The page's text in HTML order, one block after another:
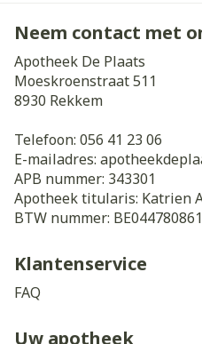
Neem contact met
Apotheek De Plaats
Moeskroenstraat 511
8930 Rekkem
Telefoon: 056 41 23 06
E-mailadres:
APB nummer: 343301
Apotheek titularis: Katrien
BTW nummer:
Klantenservice
FAQ
Uw apotheek